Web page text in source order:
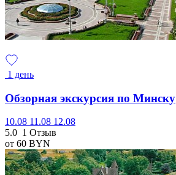
1 день
Обзорная экскурсия по Минску
10.08 11.08 12.08
5.0 1 Отзыв
от 60 BYN